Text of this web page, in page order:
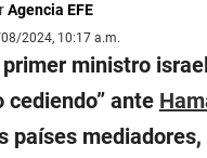
Agencia EFE
2024, 10:17 a.m.
primer ministro
cediendo” ante
países